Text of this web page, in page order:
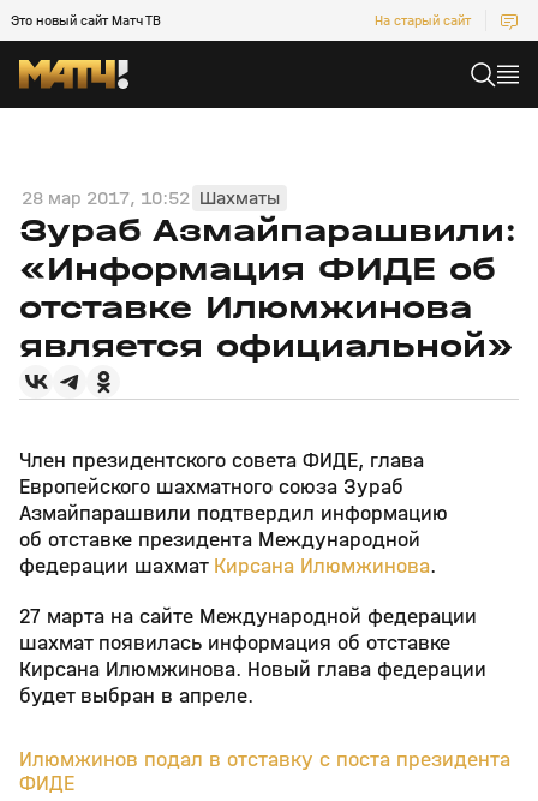
Это новый сайт Матч ТВ На старый сайт
28 мар 2017, 10:52 Шахматы
Зураб Азмайпарашвили:
«Информация ФИДЕ об
отставке Илюмжинова
является официальной»
Член президентского совета ФИДЕ, глава
Европейского шахматного союза Зураб
Азмайпарашвили подтвердил информацию
об отставке президента Международной
федерации шахмат Кирсана Илюмжинова.
27 марта на сайте Международной федерации
шахмат появилась информация об отставке
Кирсана Илюмжинова. Новый глава федерации
будет выбран в апреле.
Илюмжинов подал в отставку с поста президента
ФИДЕ